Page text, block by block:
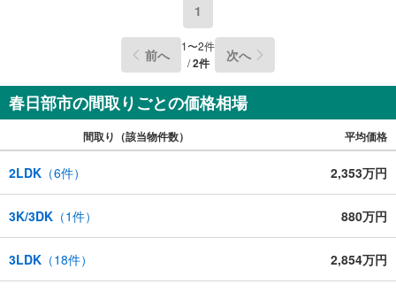
1
前へ 1〜2件
/2件 次へ
春日部市の間取りごとの価格相場
間取り（該当物件数） 平均価格
2LDK （6件） 2,353万円
3K/3DK （1件） 880万円
3LDK （18件） 2,854万円